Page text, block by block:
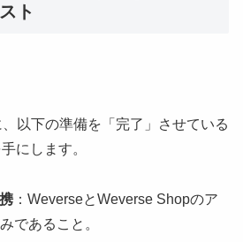
ト
以下の準備を「完了」させている
にします。
：WeverseとWeverse Shopのア
であること。